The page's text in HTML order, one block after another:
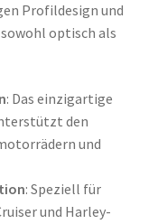
Profildesign und
optisch als
: Das einzigartige
den
und
: Speziell für
und Harley-